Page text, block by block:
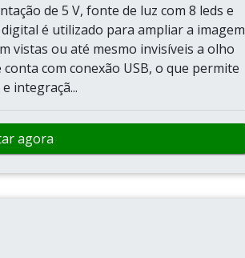
de 5 V, fonte de luz com 8 leds e
é utilizado para ampliar a imagem
vistas ou até mesmo invisíveis a olho
com conexão USB, o que permite
integraçã...
agora